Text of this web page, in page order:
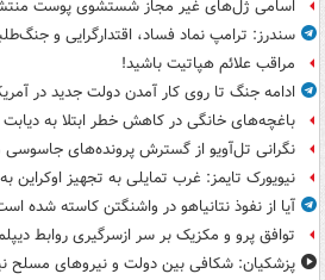
اسامی ژل‌های غیر مجاز شستشوی پوست
سندرز: ترامپ نماد فساد، اقتدارگرایی و
مراقب علائم هپاتیت باشید!
ادامه جنگ تا روی کار آمدن دولت جدید در
باغچه‌های خانگی در کاهش خطر ابتلا به دیابت
نگرانی تل‌آویو از گسترش پرونده‌های جاسوسی
نیویورک تایمز: غرب تمایلی به تجهیز اوکراین
آیا از نفوذ نتانیاهو در واشنگتن کاسته شده
توافق پرو و مکزیک بر سر ازسرگیری روابط
پزشکیان: شکافی بین دولت و نیروهای مسلح